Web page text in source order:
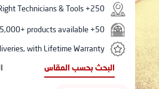
البحث بحسب المقاس